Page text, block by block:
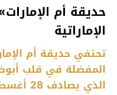
حديقة أم
الإماراتية
تحتفي حديقة أم
المفضلة في قلب
الذي يصادف 28 أغسطس من كل عام.